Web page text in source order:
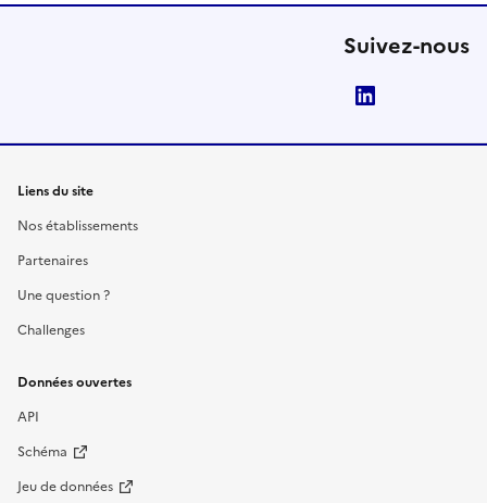
Suivez-nous
Liens du site
Nos établissements
Partenaires
Une question ?
Challenges
Données ouvertes
API
Schéma
Jeu de données